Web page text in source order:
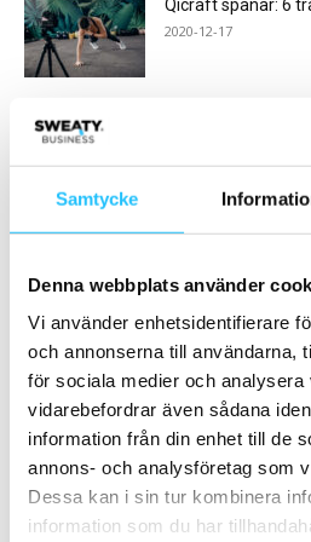
Samtycke
Denna webbplats använder
Vi använder enhetsidentifierare
och annonserna till användarna,
för sociala medier och analysera
vidarebefordrar även sådana
information från din enhet till de
annons- och analysföretag som
Dessa kan i sin tur kombinera
information som du har
Qicraft spanar: 6
2020-12-17
Debattinlägg: ”Är
2024-12-06
Ladda fler
HETAST JUST NU
Gruppträning
Yoga – världens mest